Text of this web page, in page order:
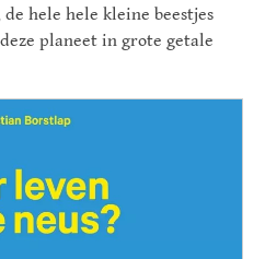
hele hele kleine beestjes
planeet in grote getale